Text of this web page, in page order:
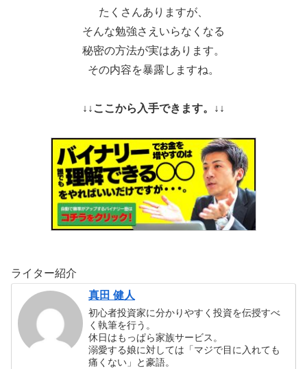
たくさんありますが、
そんな勉強さえいらなくなる
秘密の方法が実はあります。
その内容を暴露しますね。
↓↓ここから入手できます。↓↓
ライター紹介
真田 健人
初心者投資家に分かりやすく投資を伝授すべ
く執筆を行う。
休日はもっぱら家族サービス。
溺愛する娘に対しては「マジで目に入れても
痛くない」と豪語。